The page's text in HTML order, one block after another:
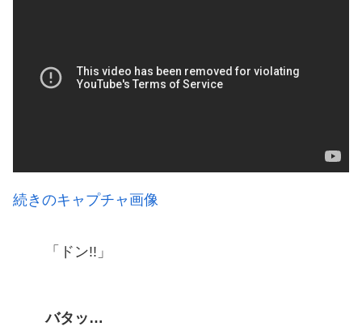
続きのキャプチャ画像
「ドン!!」
バタッ…